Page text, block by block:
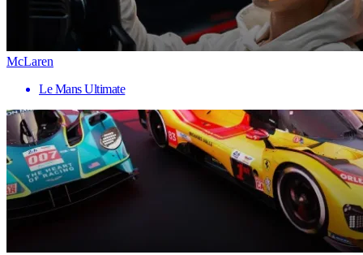
McLaren
Le Mans Ultimate